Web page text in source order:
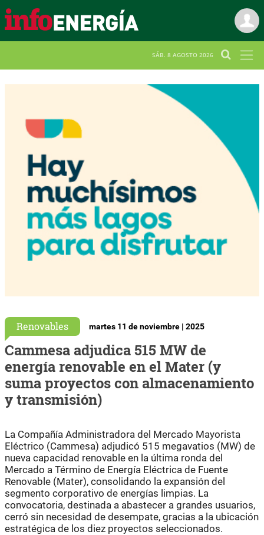
SÁB. 8 AGOSTO 2026
Renovables martes 11 de noviembre | 2025
Cammesa adjudica 515 MW de
energía renovable en el Mater (y
suma proyectos con almacenamiento
y transmisión)
La Compañía Administradora del Mercado Mayorista
Eléctrico (Cammesa) adjudicó 515 megavatios (MW) de
nueva capacidad renovable en la última ronda del
Mercado a Término de Energía Eléctrica de Fuente
Renovable (Mater), consolidando la expansión del
segmento corporativo de energías limpias. La
convocatoria, destinada a abastecer a grandes usuarios,
cerró sin necesidad de desempate, gracias a la ubicación
estratégica de los diez proyectos seleccionados.